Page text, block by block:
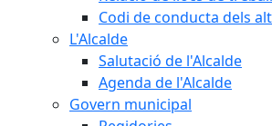
Codi de conducta dels
L'Alcalde
Salutació de l'Alcalde
Agenda de l'Alcalde
Govern municipal